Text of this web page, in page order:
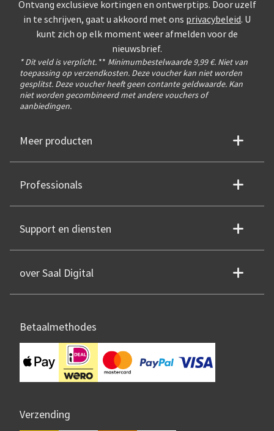
Ontvang exclusieve kortingen en ontwerptips. Door uzelf
in te schrijven, gaat u akkoord met ons privacybeleid. U
kunt zich op elk moment weer afmelden voor de
nieuwsbrief.
* Dit veld is verplicht. ** Minimumbestelwaarde 9,99 €. Niet van
toepassing op verzendkosten. Deze voucher kan niet worden
gesplitst. Deze voucher heeft geen contante geldwaarde. Kan
niet worden gecombineerd met andere vouchers of
aanbiedingen.
Meer producten
Professionals
Support en diensten
over Saal Digital
Betaalmethodes
Verzending